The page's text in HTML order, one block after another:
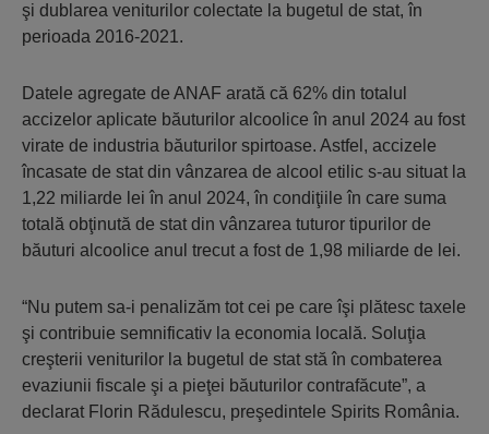
şi dublarea veniturilor colectate la bugetul de stat, în
perioada 2016-2021.
Datele agregate de ANAF arată că 62% din totalul
accizelor aplicate băuturilor alcoolice în anul 2024 au fost
virate de industria băuturilor spirtoase. Astfel, accizele
încasate de stat din vânzarea de alcool etilic s-au situat la
1,22 miliarde lei în anul 2024, în condiţiile în care suma
totală obţinută de stat din vânzarea tuturor tipurilor de
băuturi alcoolice anul trecut a fost de 1,98 miliarde de lei.
“Nu putem sa-i penalizăm tot cei pe care îşi plătesc taxele
şi contribuie semnificativ la economia locală. Soluţia
creşterii veniturilor la bugetul de stat stă în combaterea
evaziunii fiscale şi a pieţei băuturilor contrafăcute”, a
declarat Florin Rădulescu, preşedintele Spirits România.